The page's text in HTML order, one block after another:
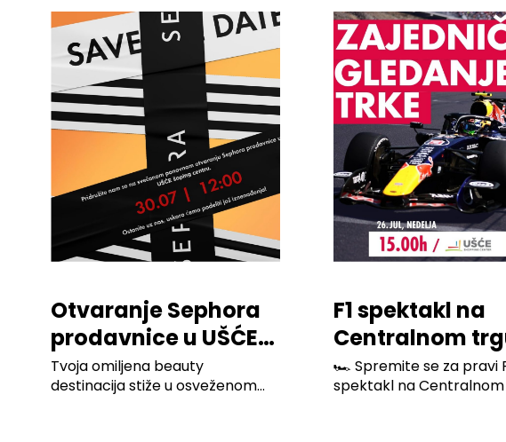
Otvaranje Sephora
prodavnice u UŠĆE
Shopping Centru
Tvoja omiljena beauty
destinacija stiže u osveženom
F1 spektakl na
Centralnom
Ušće Shopping
Center-a
🏎️ Spremite se za pravi
spektakl na Centralnom